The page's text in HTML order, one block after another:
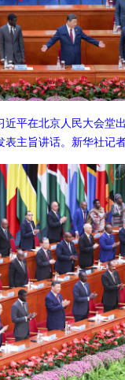
近平在北京人民大会堂
表主旨讲话。新华社记